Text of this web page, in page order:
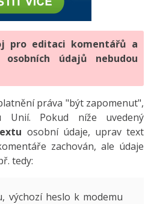
SEO
vzory
vzory
aplikací
-80%
-25%
pro editaci komentářů a
údajů nebudou
práva "být zapomenut",
Unií. Pokud níže uvedený
osobní údaje, uprav text
zachován, ale údaje
tedy:
výchozí heslo k modemu